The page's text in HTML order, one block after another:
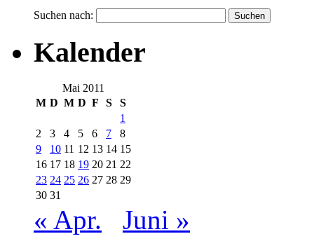
Suchen nach:
Kalender
Mai 2011
M D M D F S
S
1
2
3 4 5 6 7
8
9
10 11 12 13 14 15
16 17 18 19 20 21 22
23 24 25 26 27 28 29
30 31
« Apr. Juni »